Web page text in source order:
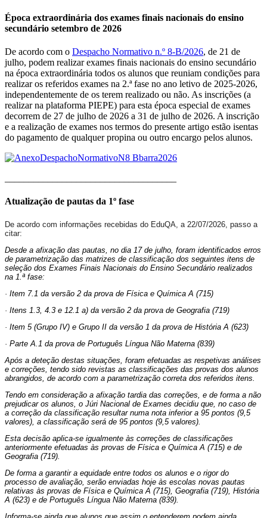
Época extraordinária dos exames finais nacionais do ensino
secundário setembro de 2026
De acordo com o Despacho Normativo n.º 8-B/2026, de 21 de
julho, podem realizar exames finais nacionais do ensino secundário
na época extraordinária todos os alunos que reuniam condições para
realizar os referidos exames na 2.ª fase no ano letivo de 2025-2026,
independentemente de os terem realizado ou não. As inscrições (a
realizar na plataforma PIEPE) para esta época especial de exames
decorrem de 27 de julho de 2026 a 31 de julho de 2026. A inscrição
e a realização de exames nos termos do presente artigo estão isentas
do pagamento de qualquer propina ou outro encargo pelos alunos.
Atualização de pautas da 1º fase
De acordo com informações recebidas do EduQA, a 22/07/2026, passo a
citar:
Desde a afixação das pautas, no dia 17 de julho, foram identificados erros
de parametrização das matrizes de classificação dos seguintes itens de
seleção dos Exames Finais Nacionais do Ensino Secundário realizados
na 1.ª fase:
· Item 7.1 da versão 2 da prova de Física e Química A (715)
· Itens 1.3, 4.3 e 12.1 a) da versão 2 da prova de Geografia (719)
· Item 5 (Grupo IV) e Grupo II da versão 1 da prova de História A (623)
· Parte A.1 da prova de Português Língua Não Materna (839)
Após a deteção destas situações, foram efetuadas as respetivas análises
e correções, tendo sido revistas as classificações das provas dos alunos
abrangidos, de acordo com a parametrização correta dos referidos itens.
Tendo em consideração a afixação tardia das correções, e de forma a não
prejudicar os alunos, o Júri Nacional de Exames decidiu que, no caso de
a correção da classificação resultar numa nota inferior a 95 pontos (9,5
valores), a classificação será de 95 pontos (9,5 valores).
Esta decisão aplica-se igualmente às correções de classificações
anteriormente efetuadas às provas de Física e Química A (715) e de
Geografia (719).
De forma a garantir a equidade entre todos os alunos e o rigor do
processo de avaliação, serão enviadas hoje às escolas novas pautas
relativas às provas de Física e Química A (715), Geografia (719), História
A (623) e de Português Língua Não Materna (839).